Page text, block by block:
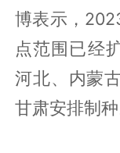
博表示，
点范围已经
河北、内蒙
甘肃安排制种